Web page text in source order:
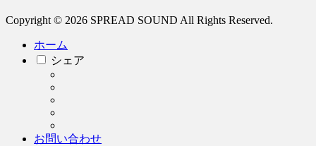
Copyright © 2026 SPREAD SOUND All Rights Reserved.
ホーム
シェア
お問い合わせ